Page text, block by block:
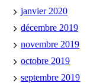
janvier 2020
décembre 2019
novembre 2019
octobre 2019
septembre 2019